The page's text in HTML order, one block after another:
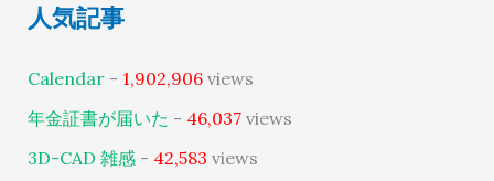
人気記事
Calendar- 1,902,906views
年金証書が届いた - 46,037views
3D-CAD 雑感- 42,583 views